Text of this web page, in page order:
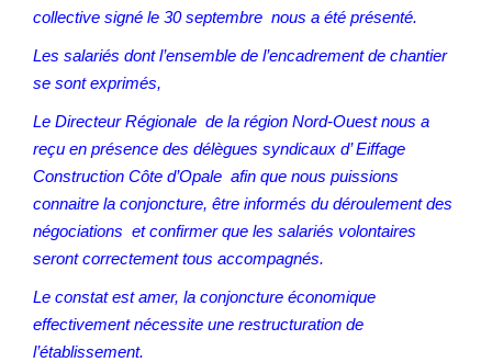
collective signé le 30 septembre nous a été présenté.
Les salariés dont l’ensemble de l’encadrement de chantier
se sont exprimés,
Le Directeur Régionale de la région Nord-Ouest nous a
reçu en présence des délègues syndicaux d’ Eiffage
Construction Côte d’Opale afin que nous puissions
connaitre la conjoncture, être informés du déroulement des
négociations et confirmer que les salariés volontaires
seront correctement tous accompagnés.
Le constat est amer, la conjoncture économique
effectivement nécessite une restructuration de
l’établissement.